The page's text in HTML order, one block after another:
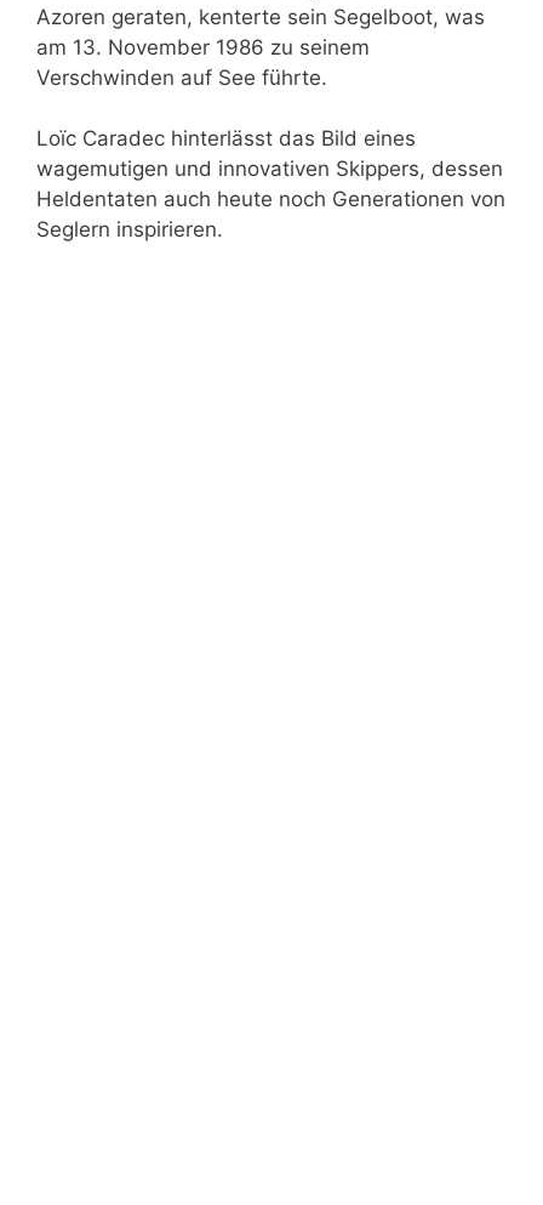
Azoren geraten, kenterte sein Segelboot, was
am 13. November 1986 zu seinem
Verschwinden auf See führte.
Loïc Caradec hinterlässt das Bild eines
wagemutigen und innovativen Skippers, dessen
Heldentaten auch heute noch Generationen von
Seglern inspirieren.